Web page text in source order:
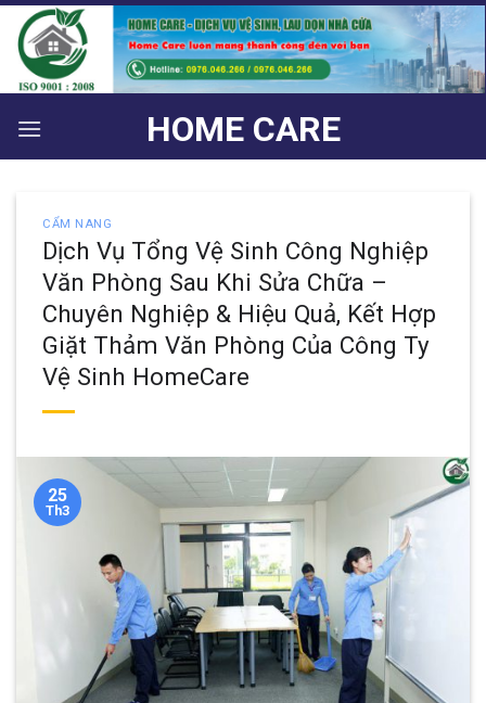
Bỏ
qua
nội
dung
HOME CARE
CẨM NANG
Dịch Vụ Tổng Vệ Sinh Công Nghiệp
Văn Phòng Sau Khi Sửa Chữa –
Chuyên Nghiệp & Hiệu Quả, Kết Hợp
Giặt Thảm Văn Phòng Của Công Ty
Vệ Sinh HomeCare
25
Th3